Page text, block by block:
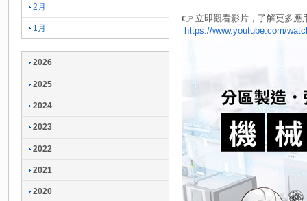
👉 立即觀看影片，了解更多應
https://www.youtube.com/
2月
1月
2026
2025
2024
2023
2022
2021
2020